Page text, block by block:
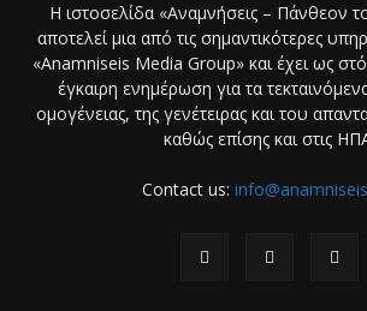
Η ιστοσελίδα «Αναμνήσεις – Πάνθεον
αποτελεί μια από τις σημαντικότερες
«Anamniseis Media Group» και έχει ως
έγκαιρη ενημέρωση για τα
ομογένειας, της γενέτειρας και του
καθώς επίσης και στις
Contact us: